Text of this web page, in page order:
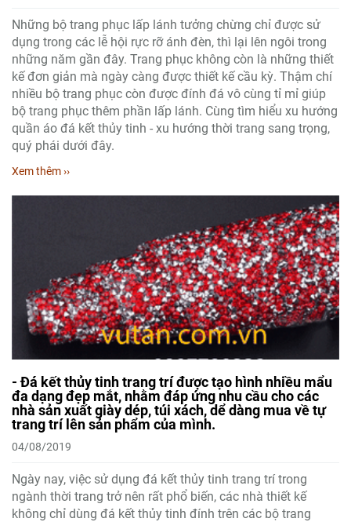
Những bộ trang phục lấp lánh tưởng chừng chỉ được sử
dụng trong các lễ hội rực rỡ ánh đèn, thì lại lên ngôi trong
những năm gần đây. Trang phục không còn là những thiết
kế đơn giản mà ngày càng được thiết kế cầu kỳ. Thậm chí
nhiều bộ trang phục còn được đính đá vô cùng tỉ mỉ giúp
bộ trang phục thêm phần lấp lánh. Cùng tìm hiểu xu hướng
quần áo đá kết thủy tinh - xu hướng thời trang sang trọng,
quý phái dưới đây.
Xem thêm ››
- Đá kết thủy tinh trang trí được tạo hình nhiều mẩu
đa dạng đẹp mắt, nhằm đáp ứng nhu cầu cho các
nhà sản xuất giày dép, túi xách, dể dàng mua về tự
trang trí lên sản phẩm của mình.
04/08/2019
Ngày nay, việc sử dụng đá kết thủy tinh trang trí trong
ngành thời trang trở nên rất phổ biến, các nhà thiết kế
không chỉ dùng đá kết thủy tinh đính trên các bộ trang